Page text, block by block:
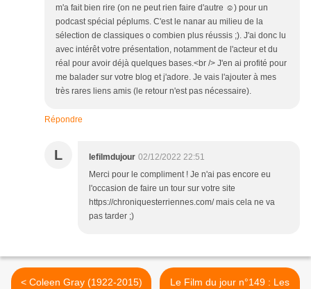
m'a fait bien rire (on ne peut rien faire d'autre ☺) pour un
podcast spécial péplums. C'est le nanar au milieu de la
sélection de classiques o combien plus réussis ;). J'ai donc lu
avec intérêt votre présentation, notamment de l'acteur et du
réal pour avoir déjà quelques bases.<br /> J'en ai profité pour
me balader sur votre blog et j'adore. Je vais l'ajouter à mes
très rares liens amis (le retour n'est pas nécessaire).
Répondre
L lefilmdujour 02/12/2022 22:51
Merci pour le compliment ! Je n'ai pas encore eu
l'occasion de faire un tour sur votre site
https://chroniquesterriennes.com/ mais cela ne va
pas tarder ;)
< Coleen Gray (1922-2015)
Le Film du jour n°149 : Les